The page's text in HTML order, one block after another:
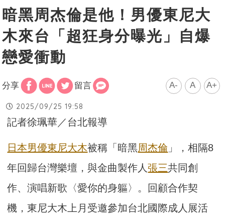
暗黑周杰倫是他！男優東尼大
木來台「超狂身分曝光」自爆
戀愛衝動
分享 留言 A- A A+
2025/09/25 19:58
記者徐珮華／台北報導
日本男優東尼大木被稱「暗黑周杰倫 」，相隔8
年回歸台灣樂壇，與金曲製作人張三共同創
作、演唱新歌〈愛你的身軀〉。回顧合作契
機，東尼大木上月受邀參加台北國際成人展活